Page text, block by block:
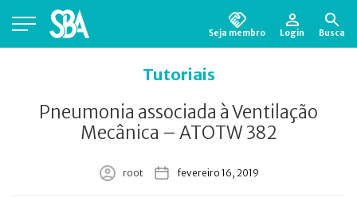
Seja membro Login Busca
Tutoriais
Pneumonia associada à Ventilação
Mecânica – ATOTW 382
root fevereiro 16, 2019